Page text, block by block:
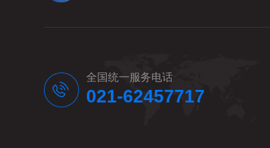
全国统一服务电话
021-62457717